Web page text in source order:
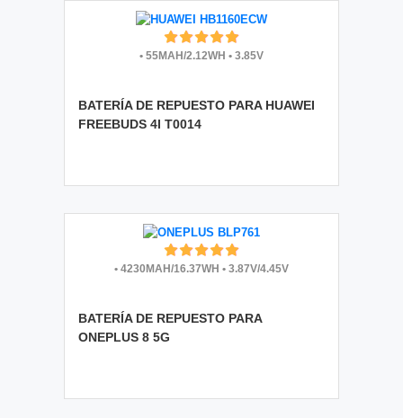
• 55MAH/2.12WH • 3.85V
BATERÍA DE REPUESTO PARA HUAWEI
FREEBUDS 4I T0014
• 4230MAH/16.37WH • 3.87V/4.45V
BATERÍA DE REPUESTO PARA
ONEPLUS 8 5G